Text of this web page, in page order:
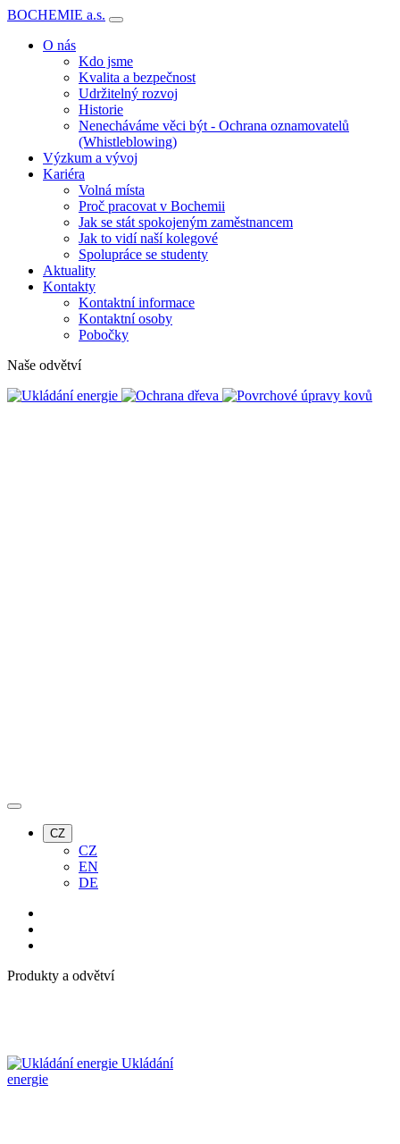
BOCHEMIE a.s.
O nás
Kdo jsme
Kvalita a bezpečnost
Udržitelný rozvoj
Historie
Nenecháváme věci být - Ochrana oznamovatelů
(Whistleblowing)
Výzkum a vývoj
Kariéra
Volná místa
Proč pracovat v Bochemii
Jak se stát spokojeným zaměstnancem
Jak to vidí naší kolegové
Spolupráce se studenty
Aktuality
Kontakty
Kontaktní informace
Kontaktní osoby
Pobočky
Naše odvětví
CZ
CZ
EN
DE
Produkty a odvětví
Ukládání
energie